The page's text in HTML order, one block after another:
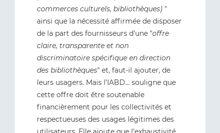
commerces culturels, bibliothèques) "
ainsi que la nécessité affirmée de disposer
de la part des fournisseurs d’une "offre
claire, transparente et non
discriminatoire spécifique en direction
des bibliothèques" et, faut-il ajouter, de
leurs usagers. Mais l’IABD… souligne que
cette offre doit être soutenable
financièrement pour les collectivités et
respectueuses des usages légitimes des